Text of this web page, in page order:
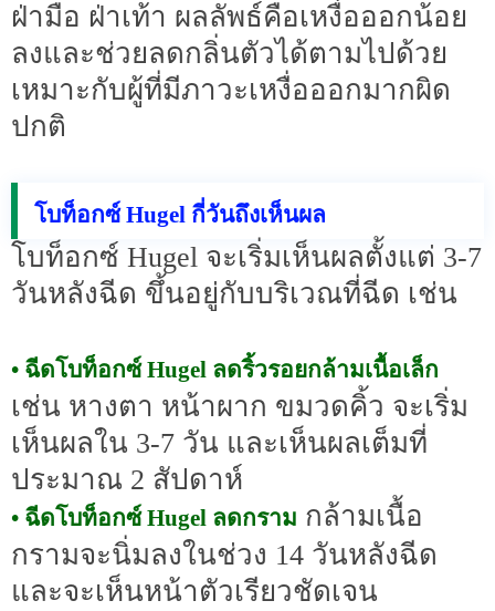
ฝ่ามือ ฝ่าเท้า ผลลัพธ์คือเหงื่อออกน้อย
ลงและช่วยลดกลิ่นตัวได้ตามไปด้วย
เหมาะกับผู้ที่มีภาวะเหงื่อออกมากผิด
ปกติ
โบท็อกซ์ Hugel กี่วันถึงเห็นผล
โบท็อกซ์ Hugel จะเริ่มเห็นผลตั้งแต่ 3-7
วันหลังฉีด ขึ้นอยู่กับบริเวณที่ฉีด เช่น
• ฉีดโบท็อกซ์ Hugel ลดริ้วรอยกล้ามเนื้อเล็ก
เช่น หางตา หน้าผาก ขมวดคิ้ว จะเริ่ม
เห็นผลใน 3-7 วัน และเห็นผลเต็มที่
ประมาณ 2 สัปดาห์
• ฉีดโบท็อกซ์ Hugel ลดกราม กล้ามเนื้อ
กรามจะนิ่มลงในช่วง 14 วันหลังฉีด
และจะเห็นหน้าตัวเรียวชัดเจน